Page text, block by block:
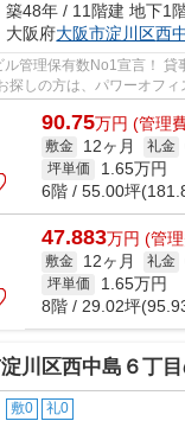
築48年 / 11階建 地下1
大阪府大阪市淀川区西
管理保有数No1宣言！ 貸
探しの方は、パワーオフィ
90.75万円 (管理
敷金 12ヶ月 礼金
坪単価 1.65万円
6階 / 55.00坪
47.883万円 (管
敷金 12ヶ月 礼金
坪単価 1.65万円
8階 / 29.02坪
川区西中島６丁
敷0 礼0